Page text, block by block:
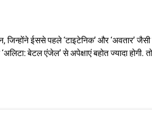
ईससे पहले ‘टाइटेनिक’ और ‘अवतार’
बेटल एंजेल’ से अपेक्षाएं बहोत ज्यादा